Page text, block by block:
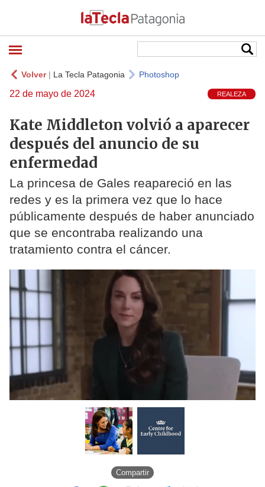
Volver| La Tecla Patagonia Photoshop
22 de mayo de 2024 REALEZA
Kate Middleton volvió a aparecer
después del anuncio de su
enfermedad
La princesa de Gales reapareció en las
redes y es la primera vez que lo hace
públicamente después de haber anunciado
que se encontraba realizando una
tratamiento contra el cáncer.
Compartir